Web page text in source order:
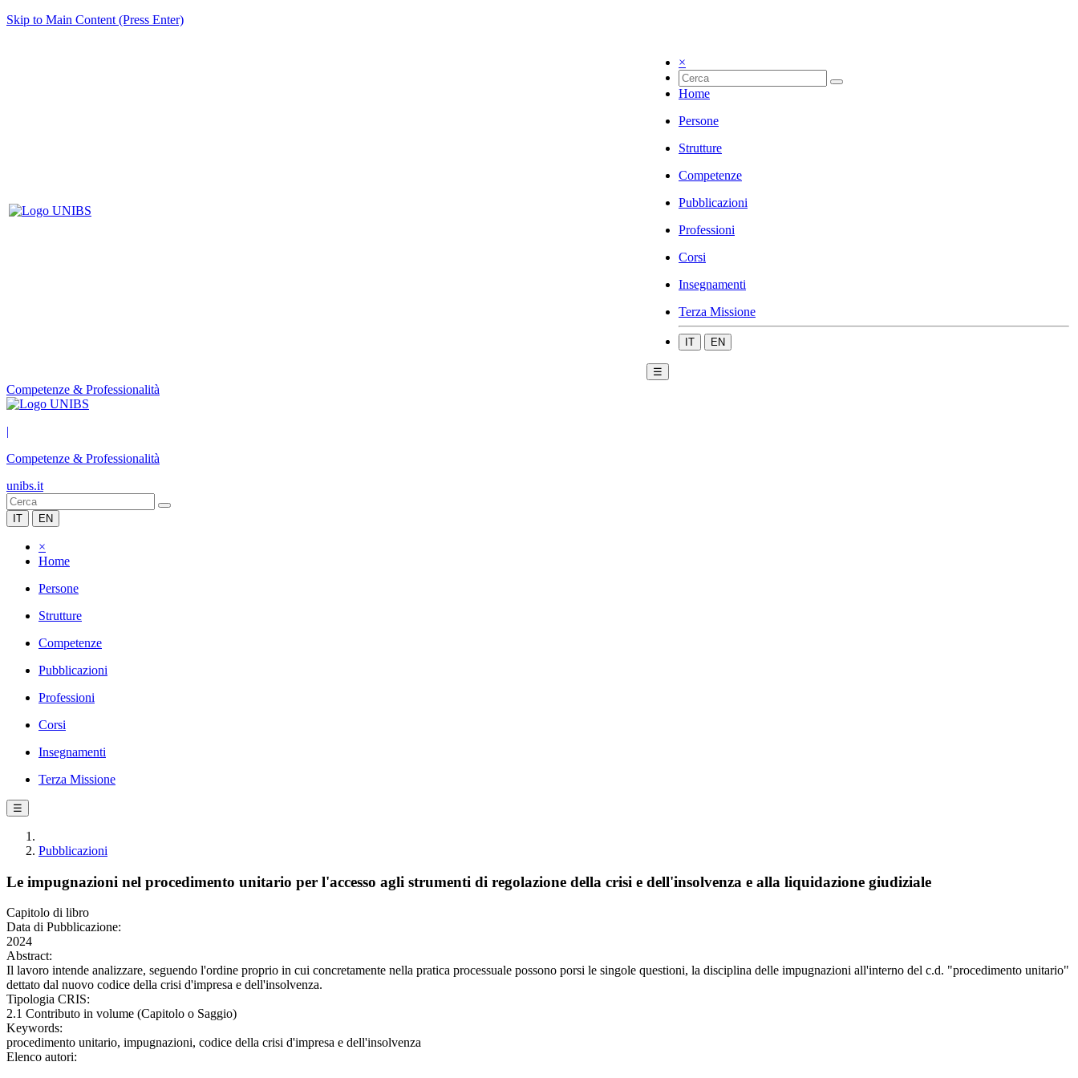
Skip to Main Content (Press Enter)
×
Home
Persone
Strutture
Competenze
Pubblicazioni
Professioni
Corsi
Insegnamenti
Terza Missione
IT EN
☰
Competenze & Professionalità
|
Competenze & Professionalità
unibs.it
IT EN
×
Home
Persone
Strutture
Competenze
Pubblicazioni
Professioni
Corsi
Insegnamenti
Terza Missione
☰
Pubblicazioni
Le impugnazioni nel procedimento unitario per l'accesso agli strumenti di regolazione della crisi e dell'insolvenza e alla liquidazione giudiziale
Capitolo di libro
Data di Pubblicazione:
2024
Abstract:
Il lavoro intende analizzare, seguendo l'ordine proprio in cui concretamente nella pratica processuale possono porsi le singole questioni, la disciplina delle impugnazioni all'interno del c.d. "procedimento unitario"
dettato dal nuovo codice della crisi d'impresa e dell'insolvenza.
Tipologia CRIS:
2.1 Contributo in volume (Capitolo o Saggio)
Keywords:
procedimento unitario, impugnazioni, codice della crisi d'impresa e dell'insolvenza
Elenco autori: